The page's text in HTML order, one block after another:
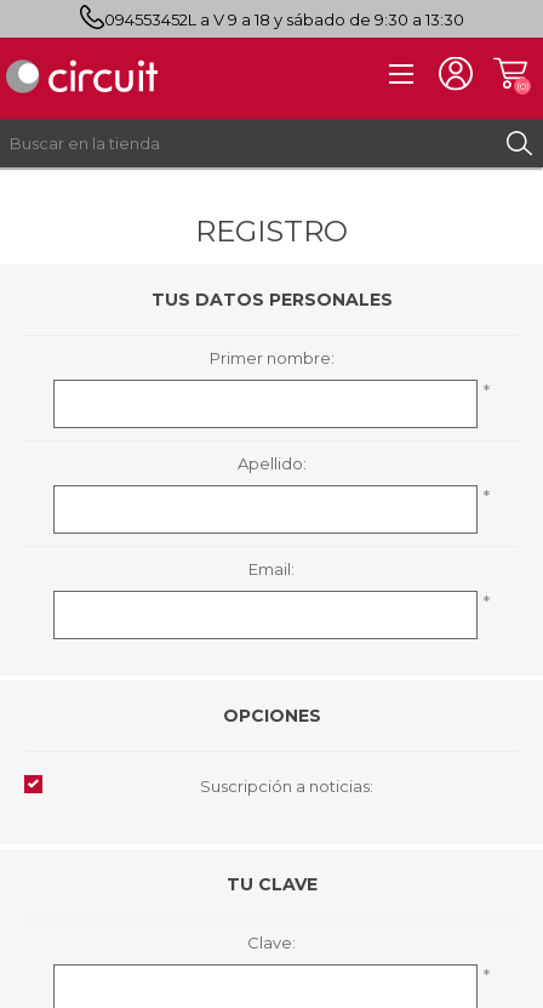
094553452L a V 9 a 18 y sábado de 9:30 a 13:30
(0)
REGISTRO
TUS DATOS PERSONALES
Primer nombre:
*
Apellido:
*
Email:
*
OPCIONES
Suscripción a noticias:
TU CLAVE
Clave:
*